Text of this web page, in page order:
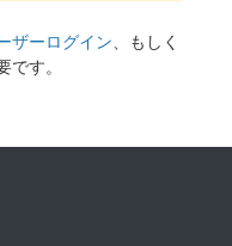
ザーログイン、もしく
です。